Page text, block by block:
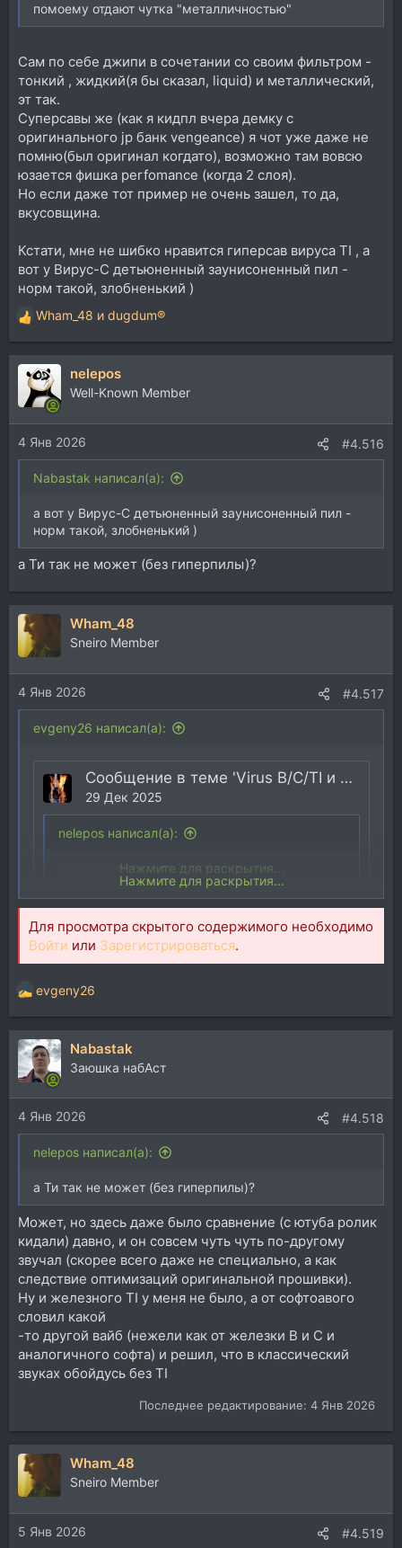
помоему отдают чутка "металличностью"
Сам по себе джипи в сочетании со своим фильтром -
тонкий , жидкий(я бы сказал, liquid) и металлический,
эт так.
Суперсавы же (как я кидпл вчера демку с
оригинального jp банк vengeance) я чот уже даже не
помню(был оригинал когдато), возможно там вовсю
юзается фишка perfomance (когда 2 слоя).
Но если даже тот пример не очень зашел, то да,
вкусовщина.
Кстати, мне не шибко нравится гиперсав вируса TI , а
вот у Вирус-C детьюненный заунисоненный пил -
норм такой, злобненький )
Р
е
а
и
и
:
Wham_48 и dugdum®
nelepos
Well-Known Member
4 Янв 2026 #4.516
Nabastak написал(а):
а вот у Вирус-C детьюненный заунисоненный пил -
норм такой, злобненький )
а Ти так не может (без гиперпилы)?
Wham_48
Sneiro Member
4 Янв 2026 #4.517
evgeny26 написал(а):
Сообщение в теме 'Virus B/C/TI и прочие эмуляции Motorola DSP563xx'
29 Дек 2025
nelepos написал(а):
а можно повторить?
Нажмите для раскрытия...
CJ NorMix написал(а):
+++ мона?Нажмите для раскрытия...
ой, там лавочку прикрыли
Для просмотра скрытого содержимого
необходимоВойтиилиЗарегистрироваться.
evgeny26
Нажмите для раскрытия...
Для просмотра скрытого содержимого необходимо
Войти или Зарегистрироваться.
Р
е
а
к
ц
и
и
:
evgeny26
Nabastak
Заюшка набАст
4 Янв 2026 #4.518
nelepos написал(а):
а Ти так не может (без гиперпилы)?
Может, но здесь даже было сравнение (с ютуба ролик
кидали) давно, и он совсем чуть чуть по-другому
звучал (скорее всего даже не специально, а как
следствие оптимизаций оригинальной прошивки).
Ну и железного TI у меня не было, а от софтоавого
словил какой
-то другой вайб (нежели как от железки B и C и
аналогичного софта) и решил, что в классический
звуках обойдусь без TI
Последнее редактирование: 4 Янв 2026
Wham_48
Sneiro Member
5 Янв 2026 #4.519